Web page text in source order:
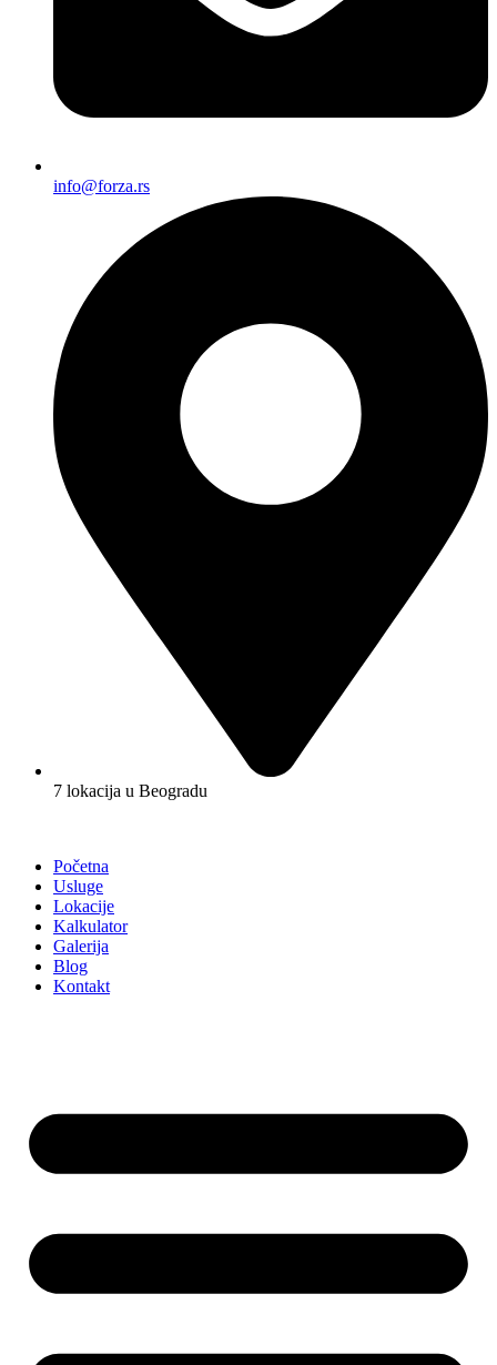
info@forza.rs
7 lokacija u Beogradu
Početna
Usluge
Lokacije
Kalkulator
Galerija
Blog
Kontakt